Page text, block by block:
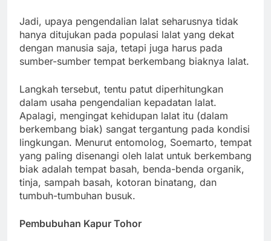
Jadi, upaya pengendalian lalat seharusnya tidak
hanya ditujukan pada populasi lalat yang dekat
dengan manusia saja, tetapi juga harus pada
sumber-sumber tempat berkembang biaknya lalat.
Langkah tersebut, tentu patut diperhitungkan
dalam usaha pengendalian kepadatan lalat.
Apalagi, mengingat kehidupan lalat itu (dalam
berkembang biak) sangat tergantung pada kondisi
lingkungan. Menurut entomolog, Soemarto, tempat
yang paling disenangi oleh lalat untuk berkembang
biak adalah tempat basah, benda-benda organik,
tinja, sampah basah, kotoran binatang, dan
tumbuh-tumbuhan busuk.
Pembubuhan Kapur Tohor